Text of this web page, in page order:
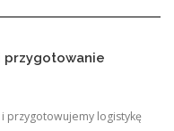
przygotowanie
przygotowujemy logistykę